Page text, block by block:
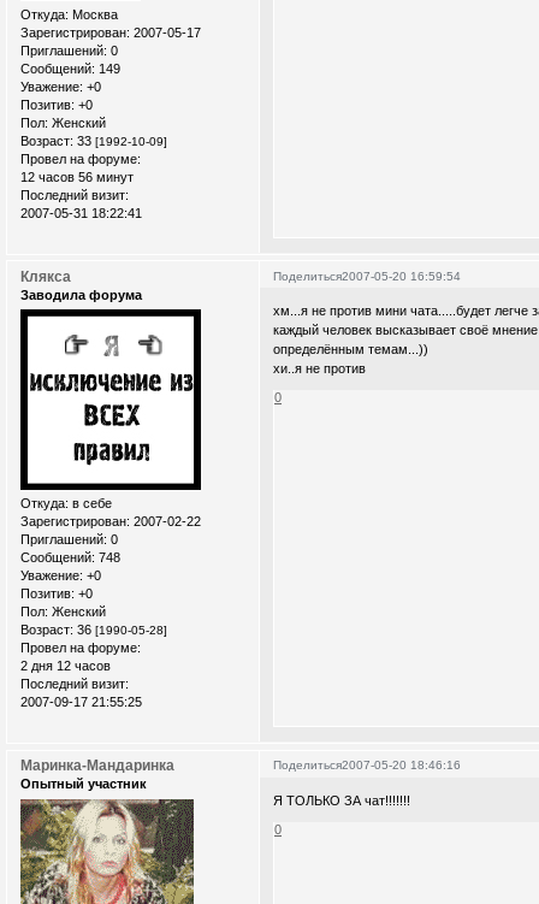
Откуда: Москва
Зарегистрирован: 2007-05-17
Приглашений: 0
Сообщений: 149
Уважение: +0
Позитив: +0
Пол: Женский
Возраст: 33 [1992-10-09]
Провел на форуме:
12 часов 56 минут
Последний визит:
2007-05-31 18:22:41
Поделиться2007-05-20 16:59:54
Клякса
Заводила форума
Откуда: в себе
Зарегистрирован: 2007-02-22
Приглашений: 0
Сообщений: 748
Уважение: +0
Позитив: +0
Пол: Женский
Возраст: 36 [1990-05-28]
Провел на форуме:
2 дня 12 часов
Последний визит:
2007-09-17 21:55:25
хм...я не против мини чата.....будет
каждый человек высказывает своё
определённым темам...))
хи..я не против
0
Поделиться2007-05-20 18:46:16
Маринка-Мандаринка
Опытный участник
Я ТОЛЬКО ЗА чат!!!!!!!
0